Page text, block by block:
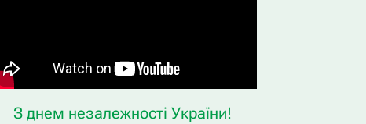
З днем незалежності України!